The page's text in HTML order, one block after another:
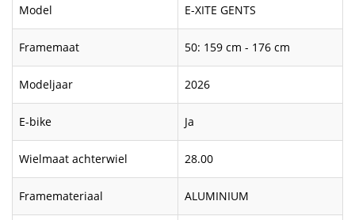
Model E-XITE GENTS
Framemaat 50: 159 cm - 176 cm
Modeljaar 2026
E-bike Ja
Wielmaat achterwiel 28.00
Framemateriaal ALUMINIUM